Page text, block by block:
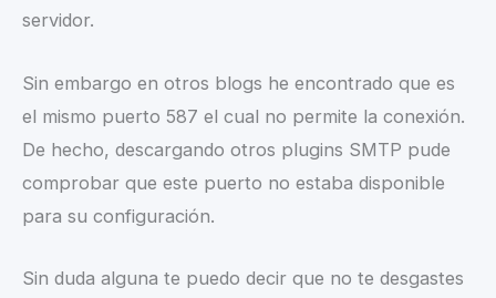
servidor.
Sin embargo en otros blogs he encontrado que es
el mismo puerto 587 el cual no permite la conexión.
De hecho, descargando otros plugins SMTP pude
comprobar que este puerto no estaba disponible
para su configuración.
Sin duda alguna te puedo decir que no te desgastes